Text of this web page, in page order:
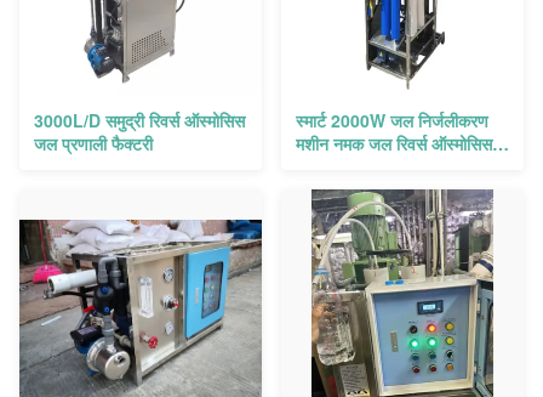
3000L/D समुद्री रिवर्स ऑस्मोसिस
जल प्रणाली फैक्टरी
स्मार्ट 2000W जल निर्जलीकरण
मशीन नमक जल रिवर्स ऑस्मोसिस